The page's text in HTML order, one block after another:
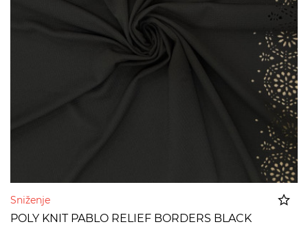
Sniženje
POLY KNIT PABLO RELIEF BORDERS BLACK